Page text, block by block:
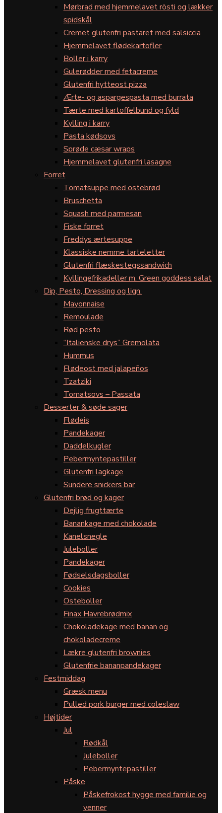
Mørbrad med hjemmelavet rösti og lækker
spidskål
Cremet glutenfri pastaret med salsiccia
Hjemmelavet flødekartofler
Boller i karry
Gulerødder med fetacreme
Glutenfri hytteost pizza
Ærte- og aspargespasta med burrata
Tærte med kartoffelbund og fyld
Kylling i karry
Pasta kødsovs
Sprøde cæsar wraps
Hjemmelavet glutenfri lasagne
Forret
Tomatsuppe med ostebrød
Bruschetta
Squash med parmesan
Fiske forret
Freddys ærtesuppe
Klassiske nemme tarteletter
Glutenfri flæskestegssandwich
Kyllingefrikadeller m. Green goddess salat
Dip, Pesto, Dressing og lign.
Mayonnaise
Remoulade
Rød pesto
“Italienske drys” Gremolata
Hummus
Flødeost med jalapeños
Tzatziki
Tomatsovs – Passata
Desserter & søde sager
Flødeis
Pandekager
Daddelkugler
Pebermyntepastiller
Glutenfri lagkage
Sundere snickers bar
Glutenfri brød og kager
Dejlig frugttærte
Banankage med chokolade
Kanelsnegle
Juleboller
Pandekager
Fødselsdagsboller
Cookies
Osteboller
Finax Havrebrødmix
Chokoladekage med banan og
chokoladecreme
Lækre glutenfri brownies
Glutenfrie bananpandekager
Festmiddag
Græsk menu
Pulled pork burger med coleslaw
Højtider
Jul
Rødkål
Juleboller
Pebermyntepastiller
Påske
Påskefrokost hygge med familie og
venner